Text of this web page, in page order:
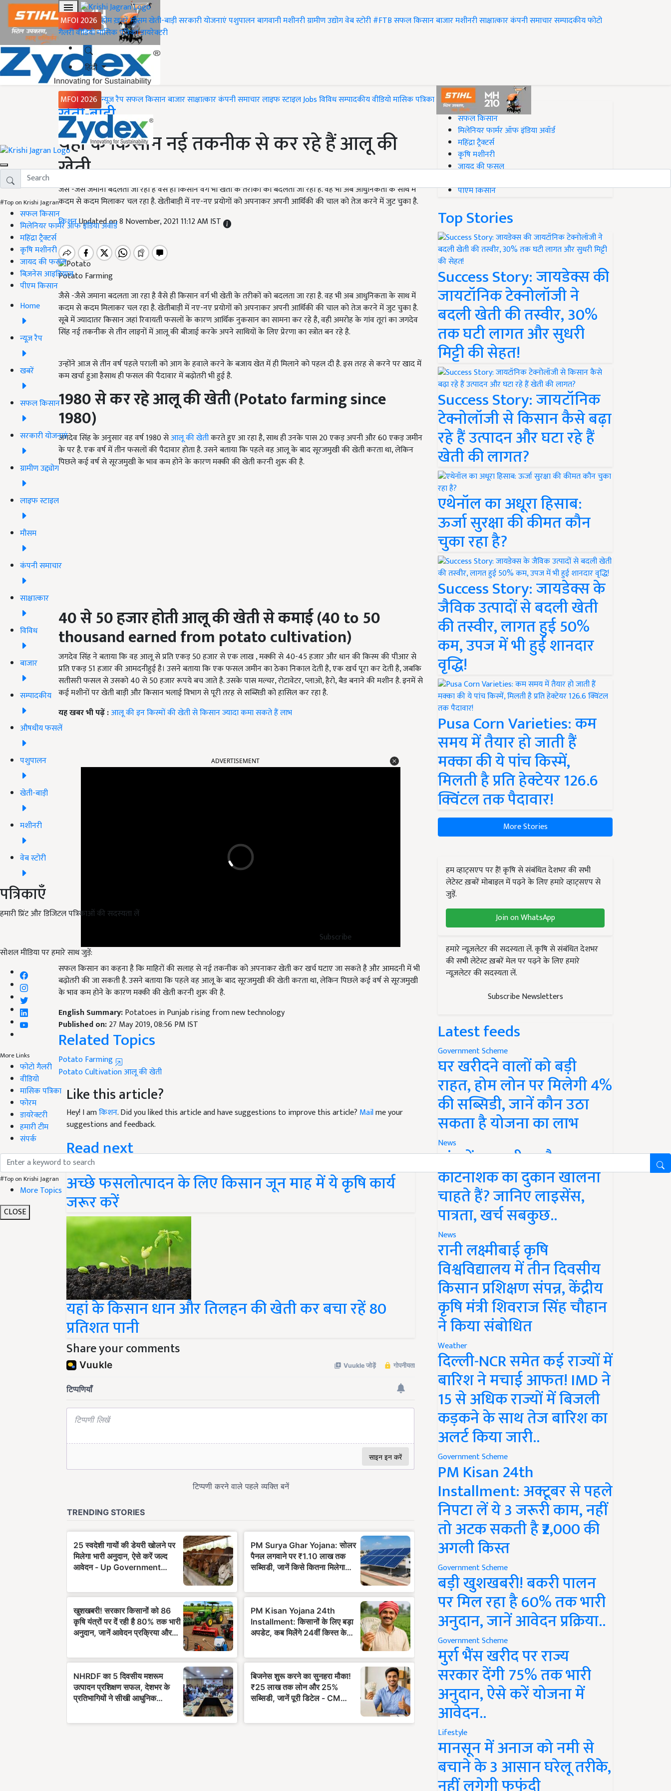
MFOI 2026 होमख़बरेंमौसमखेती-बाड़ीसरकारी योजनाएंपशुपालनबागवानीमशीनरीग्रामीण उद्योगवेब स्टोरी#FTBसफल किसानबाजारमशीनरीसाक्षात्कारकंपनी समाचारसम्पादकीयफोटो
गैलरीवीडियोमासिक पत्रिकाडायरेक्टरी
हिंदी
MFOI 2026 न्यूज़ रैपसफल किसानबाजारसाक्षात्कारकंपनी समाचारलाइफ स्टाइलJobsविविधसम्पादकीयवीडियोमासिक पत्रिका
#Top on Krishi Jagran
सफल किसान
मिलेनियर फार्मर ऑफ इंडिया अवॉर्ड
महिंद्रा ट्रैक्टर्स
कृषि मशीनरी
जायद की फसल
बिज़नेस आइडियाज
पीएम किसान
Home
न्यूज़ रैप
खबरें
सफल किसान
सरकारी योजनाएं
ग्रामीण उद्द्योग
लाइफ स्टाइल
मौसम
कंपनी समाचार
साक्षात्कार
विविध
बाजार
सम्पादकीय
औषधीय फसलें
पशुपालन
खेती-बाड़ी
मशीनरी
वेब स्टोरी
पत्रिकाएँ
हमारी प्रिंट और डिजिटल पत्रिकाओं की सदस्यता लें
Subscribe
सोशल मीडिया पर हमारे साथ जुड़ें:
More Links
फोटो गैलरी
वीडियो
मासिक पत्रिका
फोरम
डायरेक्टरी
हमारी टीम
संपर्क
#Top on Krishi Jagran
More Topics
CLOSE
Home
खेती-बाड़ी
यहां के किसान नई तकनीक से कर रहे हैं आलू की
खेती
जैसे -जैसे जमाना बदलता जा रहा है वैसे ही किसान वर्ग भी खेती के तरीकों को बदलता जा रहा है. वह भी अब आधुनिकता के साथ में
कदम से कदम मिलाकर चल रहा है. खेतीबाड़ी में नए-नए प्रयोगों को अपनाकर अपनी आर्थिकी की चाल को तेज करने में जुट चुका है.
किशनUpdated on 8 November, 2021 11:12 AM IST
Potato Farming
जैसे -जैसे जमाना बदलता जा रहा है वैसे ही किसान वर्ग भी खेती के तरीकों को बदलता जा रहा है. वह भी अब आधुनिकता के साथ में
कदम से कदम मिलाकर चल रहा है. खेतीबाड़ी में नए-नए प्रयोगों को अपनाकर अपनी आर्थिकी की चाल को तेज करने में जुट चुका है.
सूबे में ज्यादातर किसान जहां रिवायती फसलों के कारण आर्थिक नुकसान का सामना कर रहे है, वही अमरोह के गांव तूरां का जगदेव
सिंह नई तकनीक से तीन लाइनों में आलू की बीजाई करके अपने साथियों के लिए प्रेरणा का स्त्रोत बन रहे है.
उन्होंने आज से तीन वर्ष पहले पराली को आग के हवाले करने के बजाय खेत में ही मिलाने को पहल दी है. इस तरह से करने पर खाद में
कम खर्चा हुआ हैसाथ ही फसल की पैदावार में बढ़ोतरी भी हुई है.
1980से कर रहे आलू की खेती (Potato farming since
1980)
जगदेव सिंह के अनुसार वह वर्ष 1980 सेआलू की खेतीकरते हुए आ रहा है, साथ ही उनके पास 20 एकड़ अपनी और 60 एकड़ जमीन
के पर है. एक वर्ष में तीन फसलों की पैदावार होता है. उसने बताया कि पहले वह आलू के बाद सूरजमुखी की खेती करता था, लेकिन
पिछले कई वर्ष से सूरजमुखी के भाव कम होने के कारण मक्की की खेती करनी शुरू की है.
40से50हजार होती आलू की खेती से कमाई (40 to 50
thousand earned from potato cultivation)
जगदेव सिंह ने बताया कि वह आलू से प्रति एकड़ 50 हजार से एक लाख , मक्की से 40-45 हजार और धान की किस्म की पीआर से
प्रति एकड़ 51 हजार की आमदनीहुई है। उसने बताया कि एक फसल जमीन का ठेका निकाल देती है, एक खर्च पूरा कर देती है, जबकि
सतीसरी फसल से उसको 40 से 50 हजार रूपये बच जाते है. उसके पास मल्चर, रोटावेटर, प्लाओ, हैरो, बैड बनाने की मशीन है. इनमें से
कई मशीनों पर खेती बाड़ी और किसान भलाई विभाग से पूरी तरह से सब्सिडी को हासिल कर रहा है.
यह खबर भी पढ़ें :आलू की इन किस्मों की खेती से किसान ज्यादा कमा सकते हैं लाभ
सफल किसान का कहना है कि माहिरों की सलाह से नई तकनीक को अपनाकर खेती कर खर्च घटाए जा सकते है और आमदनी में भी
बढ़ोतरी की जा सकती है. उसने बताया कि पहले वह आलू के बाद सूरजमुखी की खेती करता था, लेकिन पिछले कई वर्ष से सूरजमुखी
के भाव कम होने के कारण मक्की की खेती करनी शुरू की है.
Potatoes in Punjab rising from new technology
Published on:27 May 2019, 08:56 PM IST
Related Topics
Potato Farming
Potato Cultivation
Like this article?
Hey! I amकिशन . Did you liked this article and have suggestions to improve this article?
suggestions and feedback.
Read next
अच्छे फसलोत्पादन के लिए किसान जून माह में ये कृषि कार्य
जरूर करें
यहां के किसान धान और तिलहन की खेती कर बचा रहें 80
प्रतिशत पानी
Share your comments
#Top on Krishi Jagran
सफल किसान
मिलेनियर फार्मर ऑफ इंडिया अवॉर्ड
महिंद्रा ट्रैक्टर्स
कृषि मशीनरी
जायद की फसल
पीएम किसान
Top Stories
Success Story: जायडेक्स की
जायटॉनिक टेक्नोलॉजी ने
बदली खेती की तस्वीर, 30%
तक घटी लागत और सुधरी
मिट्टी की सेहत!
Success Story: जायटॉनिक
टेक्नोलॉजी से किसान कैसे बढ़ा
रहे हैं उत्पादन और घटा रहे हैं
खेती की लागत?
एथेनॉल का अधूरा हिसाब:
ऊर्जा सुरक्षा की कीमत कौन
चुका रहा है?
Success Story: जायडेक्स के
जैविक उत्पादों से बदली खेती
की तस्वीर, लागत हुई 50%
कम, उपज में भी हुई शानदार
वृद्धि!
Pusa Corn Varieties: कम
समय में तैयार हो जाती हैं
मक्का की ये पांच किस्में,
मिलती है प्रति हेक्टेयर 126.6
क्विंटल तक पैदावार!
More Stories
हम व्हाट्सएप पर हैं! कृषि से संबंधित देशभर की सभी
लेटेस्ट ख़बरें मोबाइल में पढ़ने के लिए हमारे व्हाट्सएप से
जुड़ें.
Join on WhatsApp
हमारे न्यूज़लेटर की सदस्यता लें. कृषि से संबंधित देशभर
की सभी लेटेस्ट ख़बरें मेल पर पढ़ने के लिए हमारे
न्यूज़लेटर की सदस्यता लें.
Subscribe Newsletters
Latest feeds
Government Scheme
घर खरीदने वालों को बड़ी
राहत, होम लोन पर मिलेगी 4%
की सब्सिडी, जानें कौन उठा
सकता है योजना का लाभ
News
गांव में खाद, बीज और
कीटनाशक की दुकान खोलना
चाहते हैं? जानिए लाइसेंस,
पात्रता, खर्च सबकुछ..
News
रानी लक्ष्मीबाई कृषि
विश्वविद्यालय में तीन दिवसीय
किसान प्रशिक्षण संपन्न, केंद्रीय
कृषि मंत्री शिवराज सिंह चौहान
ने किया संबोधित
Weather
दिल्ली-NCR समेत कई राज्यों में
बारिश ने मचाई आफत! IMD ने
15 से अधिक राज्यों में बिजली
कड़कने के साथ तेज बारिश का
अलर्ट किया जारी..
Government Scheme
PM Kisan 24th
Installment: अक्टूबर से पहले
निपटा लें ये 3 जरूरी काम, नहीं
तो अटक सकती है ₹2,000 की
अगली किस्त
Government Scheme
बड़ी खुशखबरी! बकरी पालन
पर मिल रहा है 60% तक भारी
अनुदान, जानें आवेदन प्रक्रिया..
Government Scheme
मुर्रा भैंस खरीद पर राज्य
सरकार देंगी 75% तक भारी
अनुदान, ऐसे करें योजना में
आवेदन..
Lifestyle
मानसून में अनाज को नमी से
बचाने के 3 आसान घरेलू तरीके,